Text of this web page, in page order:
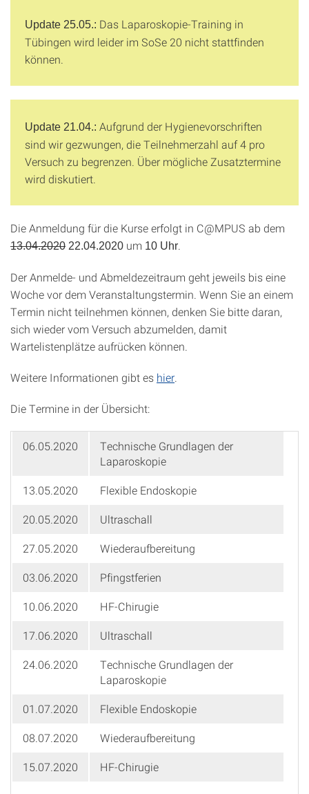
Update 25.05.: Das Laparoskopie-Training in
Tübingen wird leider im SoSe 20 nicht stattfinden
können.
Update 21.04.: Aufgrund der Hygienevorschriften
sind wir gezwungen, die Teilnehmerzahl auf 4 pro
Versuch zu begrenzen. Über mögliche Zusatztermine
wird diskutiert.
Die Anmeldung für die Kurse erfolgt in C@MPUS ab dem
13.04.2020 22.04.2020 um 10 Uhr
Der Anmelde- und Abmeldezeitraum geht jeweils bis eine
Woche vor dem Veranstaltungstermin. Wenn Sie an einem
Termin nicht teilnehmen können, denken Sie bitte daran,
sich wieder vom Versuch abzumelden, damit
Wartelistenplätze aufrücken können.
Weitere Informationen gibt es hier
Die Termine in der Übersicht:
06.05.2020
Technische Grundlagen der
Laparoskopie
13.05.2020
Flexible Endoskopie
20.05.2020
Ultraschall
27.05.2020
Wiederaufbereitung
03.06.2020
Pfingstferien
10.06.2020
HF-Chirugie
17.06.2020
Ultraschall
24.06.2020
Technische Grundlagen der
Laparoskopie
01.07.2020
Flexible Endoskopie
08.07.2020
Wiederaufbereitung
15.07.2020
HF-Chirugie